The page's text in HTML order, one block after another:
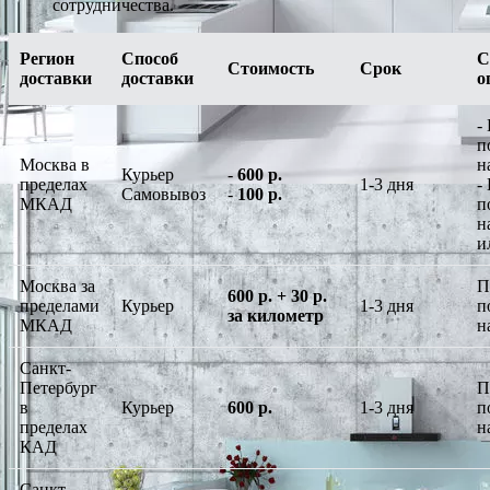
сотрудничества.
Регион
доставки
Способ
доставки
Стоимость Срок
Москва в
пределах
МКАД
Курьер
Самовывоз
- 600 р.
-100 р.
1-3 дня
-
-
Москва за
пределами
МКАД
Курьер
600 р. + 30 р.
за километр
1-3 дня
Санкт-
Петербург
в
пределах
КАД
Курьер 600 р. 1-3 дня